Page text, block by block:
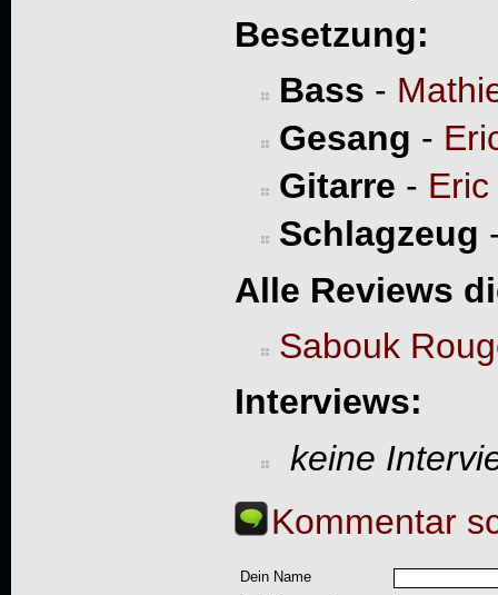
Besetzung:
Bass -
Gesang -
Gitarre -
Schlagzeug
Alle Reviews
Sabouk
Interviews:
keine
Kommentar
Dein Name